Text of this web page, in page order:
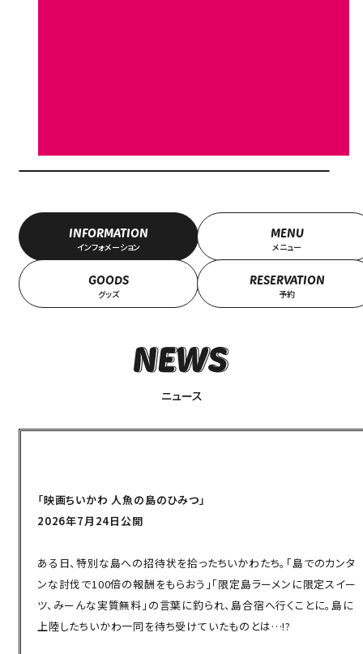
INFORMATION
インフォメーション
MENU
メニュー
GOODS
グッズ
RESERVATION
予約
ニュース
「映画ちいかわ 人魚の島のひみつ」
2026年7月24日公開
ある日、特別な島への招待状を拾ったちいかわたち。「島でのカンタ
ンな討伐で100倍の報酬をもらおう」「限定島ラーメンに限定スイー
ツ、みーんな実質無料」の言葉に釣られ、島合宿へ行くことに。島に
上陸したちいかわ一同を待ち受けていたものとは…!?